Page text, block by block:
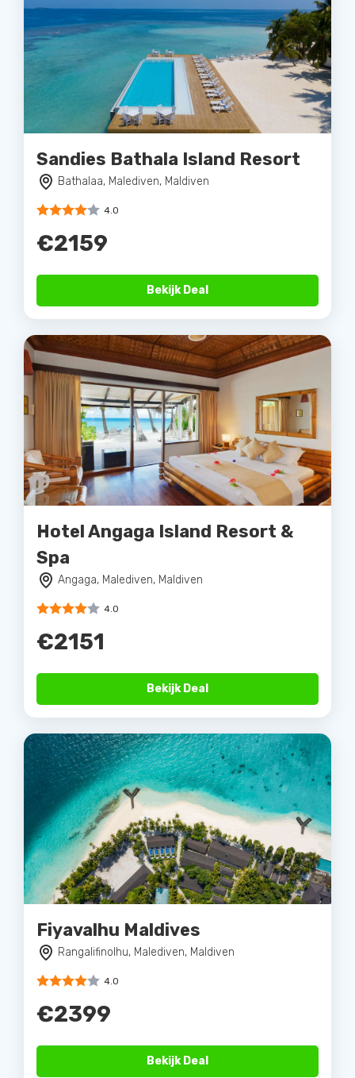
Sandies Bathala Island Resort
Bathalaa, Malediven, Maldiven
4.0
€2159
Bekijk Deal
Hotel Angaga Island Resort &
Spa
Angaga, Malediven, Maldiven
4.0
€2151
Bekijk Deal
Fiyavalhu Maldives
Rangalifinolhu, Malediven, Maldiven
4.0
€2399
Bekijk Deal